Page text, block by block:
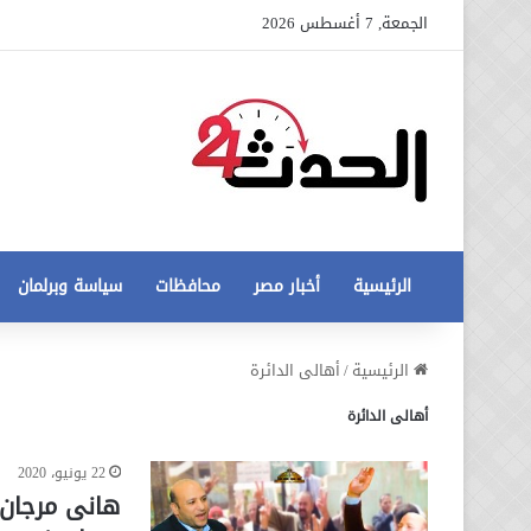
الجمعة, 7 أغسطس 2026
الرئيسية أخبار مصر محافظات سياسة وبرلمان
الرئيسية/أهالى الدائرة
أهالى الدائرة
22 يونيو، 2020
هانى مرجان
عاجل
أزمة
مخالفات
البناء
12 أغسطس، 2020
عاجل تطورات جديدة في